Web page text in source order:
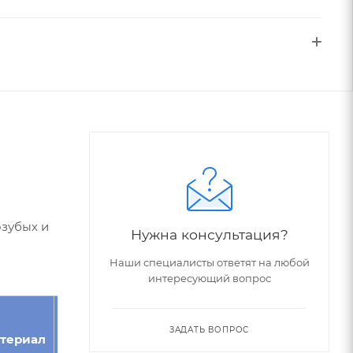
и
Номер
Нужна консультация?
Наши специалисты ответят на любой
интересующий вопрос
ЗАДАТЬ ВОПРОС